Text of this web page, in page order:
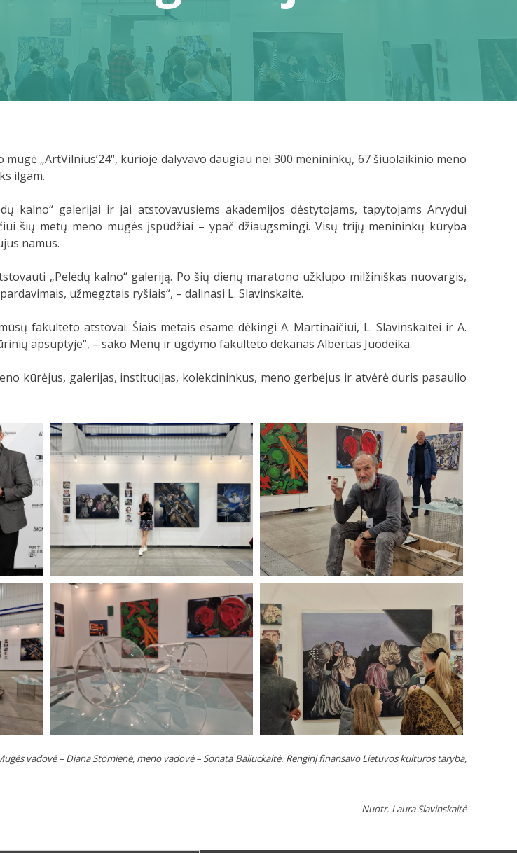
„ArtVilnius’24“, kurioje dalyvavo daugiau nei 300 menininkų, 67 šiuolaikinio meno
ilgam.
kalno“ galerijai ir jai atstovavusiems akademijos dėstytojams, tapytojams Arvydui
šių metų meno mugės įspūdžiai – ypač džiaugsmingi. Visų trijų menininkų kūryba
namus.
„Pelėdų kalno“ galeriją. Po šių dienų maratono užklupo milžiniškas nuovargis,
užmegztais ryšiais“, – dalinasi L. Slavinskaitė.
fakulteto atstovai. Šiais metais esame dėkingi A. Martinaičiui, L. Slavinskaitei ir A.
apsuptyje“, – sako Menų ir ugdymo fakulteto dekanas Albertas Juodeika.
kūrėjus, galerijas, institucijas, kolekcininkus, meno gerbėjus ir atvėrė duris pasaulio
vadovė – Diana Stomienė, meno vadovė – Sonata Baliuckaitė. Renginį finansavo Lietuvos kultūros taryba,
Nuotr. Laura Slavinskaitė